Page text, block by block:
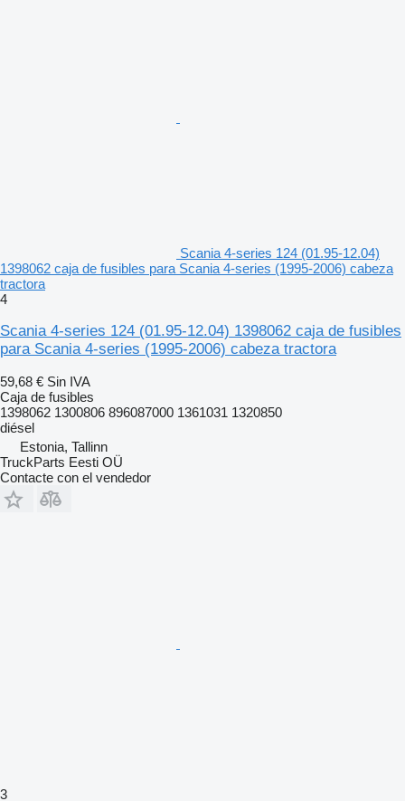
Scania 4-series 124 (01.95-12.04)
1398062 caja de fusibles para Scania 4-series (1995-2006) cabeza
tractora
4
Scania 4-series 124 (01.95-12.04) 1398062 caja de fusibles
para Scania 4-series (1995-2006) cabeza tractora
59,68 € Sin IVA
Caja de fusibles
1398062 1300806 896087000 1361031 1320850
diésel
Estonia, Tallinn
TruckParts Eesti OÜ
Contacte con el vendedor
3